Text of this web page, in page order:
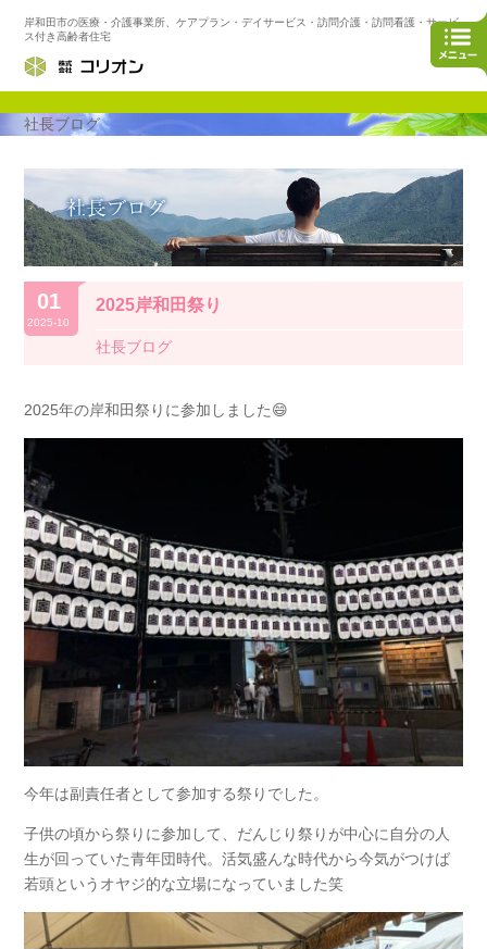
岸和田市の医療・介護事業所、ケアプラン・デイサービス・訪問介護・訪問看護・サービ
ス付き高齢者住宅
社長ブログ
01
2025-10
2025岸和田祭り
社長ブログ
2025年の岸和田祭りに参加しました😄
今年は副責任者として参加する祭りでした。
子供の頃から祭りに参加して、だんじり祭りが中心に自分の人
生が回っていた青年団時代。活気盛んな時代から今気がつけば
若頭というオヤジ的な立場になっていました笑